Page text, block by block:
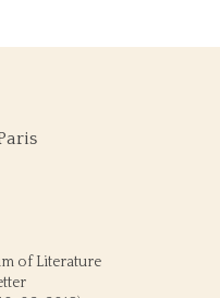
of Literature